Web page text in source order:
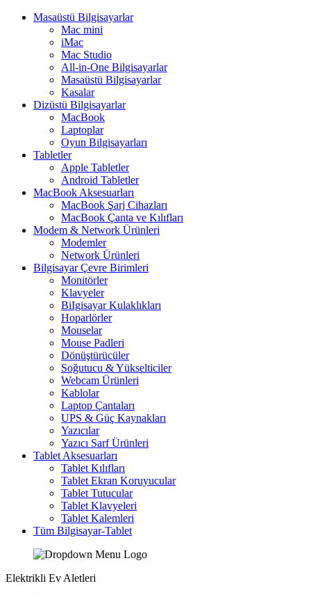
Masaüstü Bilgisayarlar
Mac mini
iMac
Mac Studio
All-in-One Bilgisayarlar
Masaüstü Bilgisayarlar
Kasalar
Dizüstü Bilgisayarlar
MacBook
Laptoplar
Oyun Bilgisayarları
Tabletler
Apple Tabletler
Android Tabletler
MacBook Aksesuarları
MacBook Şarj Cihazları
MacBook Çanta ve Kılıfları
Modem & Network Ürünleri
Modemler
Network Ürünleri
Bilgisayar Çevre Birimleri
Monitörler
Klavyeler
BiIgisayar Kulaklıkları
Hoparlörler
Mouselar
Mouse Padleri
Dönüştürücüler
Soğutucu & Yükselticiler
Webcam Ürünleri
Kablolar
Laptop Çantaları
UPS & Güç Kaynakları
Yazıcılar
Yazıcı Sarf Ürünleri
Tablet Aksesuarları
Tablet Kılıfları
Tablet Ekran Koruyucular
Tablet Tutucular
Tablet Klavyeleri
Tablet Kalemleri
Tüm Bilgisayar-Tablet
Elektrikli Ev Aletleri